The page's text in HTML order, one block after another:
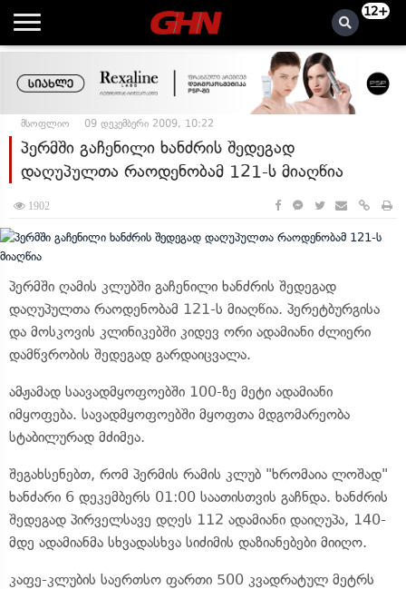
12+
მსოფლიო 09 დეკემბერი 2009, 10:22
პერმში გაჩენილი ხანძრის შედეგად
დაღუპულთა რაოდენობამ 121-ს მიაღწია
1902
პერმში ღამის კლუბში გაჩენილი ხანძრის შედეგად
დაღუპულთა რაოდენობამ 121-ს მიაღწია. პერეტბურგისა
და მოსკოვის კლინიკებში კიდევ ორი ადამიანი ძლიერი
დამწვრობის შედეგად გარდაიცვალა.
ამჟამად საავადმყოფოებში 100-ზე მეტი ადამიანი
იმყოფება. სავადმყოფოებში მყოფთა მდგომარეობა
სტაბილურად მძიმეა.
შეგახსენებთ, რომ პერმის რამის კლუბ "ხრომაია ლოშად"
ხანძარი 6 დეკემბერს 01:00 საათისთვის გაჩნდა. ხანძრის
შედეგად პირველსავე დღეს 112 ადამიანი დაიღუპა, 140-
მდე ადამიანმა სხვადასხვა სიძიმის დაზიანებები მიიღო.
კაფე-კლუბის საერთსო ფართი 500 კვადრატულ მეტრს